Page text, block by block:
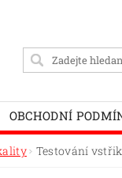
OBCHODNÍ
Testování